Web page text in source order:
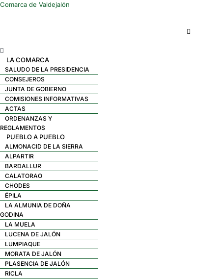
Comarca de Valdejalón
Menú
LA COMARCA
SALUDO DE LA PRESIDENCIA
CONSEJEROS
JUNTA DE GOBIERNO
COMISIONES INFORMATIVAS
ACTAS
ORDENANZAS Y
REGLAMENTOS
PUEBLO A PUEBLO
ALMONACID DE LA SIERRA
ALPARTIR
BARDALLUR
CALATORAO
CHODES
ÉPILA
LA ALMUNIA DE DOÑA
GODINA
LA MUELA
LUCENA DE JALÓN
LUMPIAQUE
MORATA DE JALÓN
PLASENCIA DE JALÓN
RICLA